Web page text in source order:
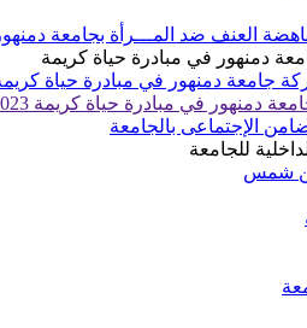
العنف ضد المـــرأة بجامعة
دمنهور في مبادرة حياة كريمة
جامعة دمنهور في مبادرة حياة كريمة
دمنهور في مبادرة حياة كريمة 2023
الإجتماعى بالجامعة
للجامعة
شمس